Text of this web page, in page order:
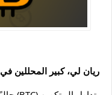
ريان لي، كبير المحللين في Bitget Research